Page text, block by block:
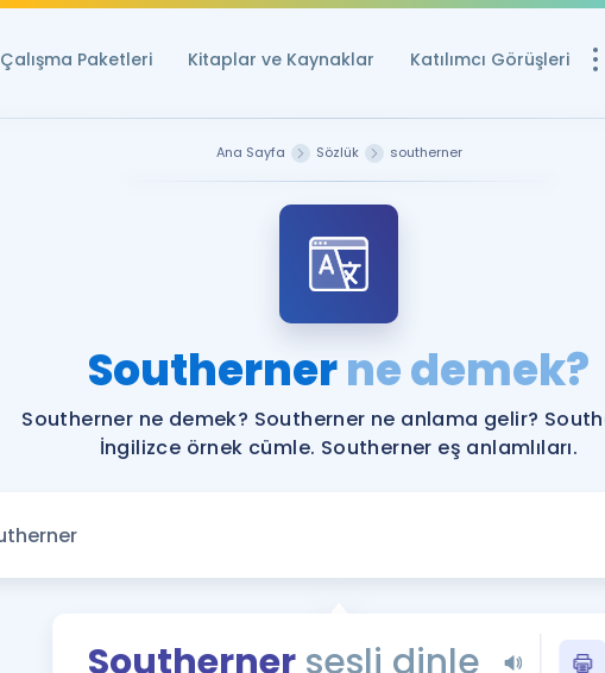
Çalışma Paketleri Kitaplar ve Kaynaklar Katılımcı Görüşleri
Ücretsiz
YDS ve YÖKDİL
YDS ve YÖKDİL'e
Tüm ÖSYM
Ana Sayfa Sözlük southerner
Southernerne demek?
Southerner ne demek? Southerner ne anlama gelir?
İngilizce örnek cümle. Southerner eş anlamlıları.
Southerner sesli dinle